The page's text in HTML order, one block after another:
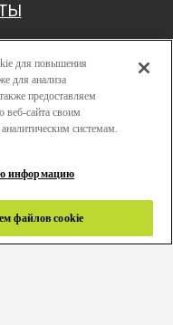
для повышения
для анализа
предоставляем
веб-сайта своим
системам.
информацию
файлов cookie